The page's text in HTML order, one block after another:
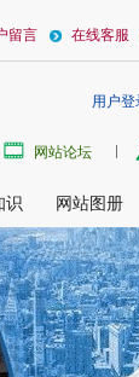
原剂有甲醛、用户登
网站论坛
识 网站图册
留言 在线客服